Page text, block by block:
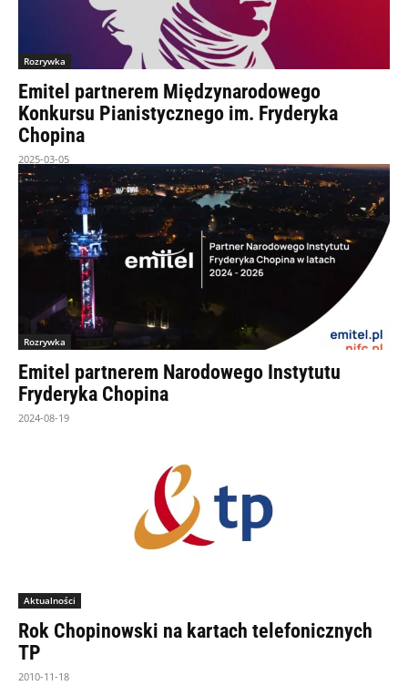
Rozrywka
Emitel partnerem Międzynarodowego
Konkursu Pianistycznego im. Fryderyka
Chopina
2025-03-05
Rozrywka
Emitel partnerem Narodowego Instytutu
Fryderyka Chopina
2024-08-19
Aktualności
Rok Chopinowski na kartach telefonicznych
TP
2010-11-18